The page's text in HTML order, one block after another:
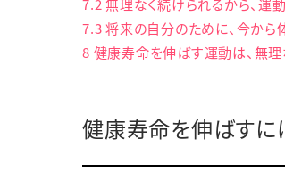
7.2無理なく続けられるから、運
7.3将来の自分のために、今から
8 健康寿命を伸ばす運動は、無
健康寿命を伸ばすに